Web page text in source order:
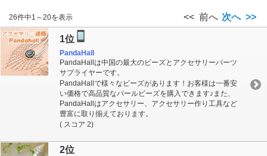
26件中1～20を表示 << 前へ 次へ >>
1位
PandaHall
PandaHallは中国の最大のビーズとアクセサリーパーツ
サプライヤーです。
PandaHallで様々なビーズがあります！お客様は一番安
い価格で高品質なパールビーズを購入できます♪また、
PandaHallはアクセサリー、アクセサリー作り工具など
豊富に取り揃えております。
( スコア 2)
2位